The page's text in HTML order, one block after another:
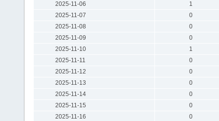
2025-11-06
1
2025-11-07
0
2025-11-08
0
2025-11-09
0
2025-11-10
1
2025-11-11
0
2025-11-12
0
2025-11-13
0
2025-11-14
0
2025-11-15
0
2025-11-16
0